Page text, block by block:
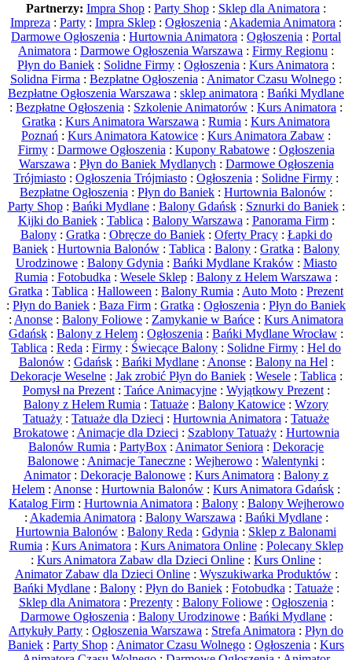
Partnerzy: Impra Shop : Party Shop : Sklep dla Animatora :
Impreza : Party : Impra Sklep : Ogłoszenia : Akademia Animatora :
Darmowe Ogłoszenia : Hurtownia Animatora : Ogłoszenia : Portal
Animatora : Darmowe Ogłoszenia Warszawa : Firmy Regionu :
Płyn do Baniek : Solidne Firmy : Ogłoszenia : Kurs Animatora :
Solidna Firma : Bezpłatne Ogłoszenia : Animator Czasu Wolnego :
Bezpłatne Ogłoszenia Warszawa : sklep animatora : Bańki Mydlane
: Bezpłatne Ogłoszenia : Szkolenie Animatorów : Kurs Animatora :
Gratka : Kurs Animatora Warszawa : Rumia : Kurs Animatora
Poznań : Kurs Animatora Katowice : Kurs Animatora Zabaw :
Firmy: Darmowe Ogłoszenia : Kupony Rabatowe: Ogłoszenia
Warszawa : Płyn do Baniek Mydlanych : Darmowe Ogłoszenia
Trójmiasto : Ogłoszenia Trójmiasto : Ogłoszenia : Solidne Firmy :
Bezpłatne Ogłoszenia : Płyn do Baniek : Hurtownia Balonów :
Party Shop: Bańki Mydlane: Balony Gdańsk: Sznurki do Baniek:
Kijki do Baniek: Tablica : Balony Warszawa : Panorama Firm:
Balony: Gratka : Obręcze do Baniek: Oferty Pracy: Łapki do
Baniek : Hurtownia Balonów : Tablica : Balony : Gratka : Balony
Urodzinowe: Balony Gdynia : Bańki Mydlane Kraków: Miasto
Rumia : Fotobudka : Wesele Sklep: Balony z Helem Warszawa :
Gratka : Tablica : Halloween : Balony Rumia : Auto Moto : Prezent
: Płyn do Baniek : Baza Firm : Gratka : Ogłoszenia : Płyn do Baniek
: Anonse : Balony Foliowe : Zamykanie w Bańce : Kurs Animatora
Gdańsk : Balony z Helem : Ogłoszenia : Bańki Mydlane Wrocław :
Tablica : Reda : Firmy : Świecące Balony : Solidne Firmy : Hel do
Balonów: Gdańsk: Bańki Mydlane: Anonse: Balony na Hel :
Dekoracje Weselne: Jak zrobić Płyn do Baniek: Wesele: Tablica :
Pomysł na Prezent: Tańce Animacyjne: Wyjątkowy Prezent:
Balony z Helem Rumia : Tatuaże : Balony Katowice : Wzory
Tatuaży : Tatuaże dla Dzieci : Hurtownia Animatora : Tatuaże
Brokatowe: Animacje dla Dzieci : Szablony Tatuaży: Hurtownia
Balonów Rumia : PartyBox : Animator Seniora : Dekoracje
Balonowe : Animacje Taneczne : Wejherowo : Walentynki :
Animator: Dekoracje Balonowe : Kurs Animatora : Balony z
Helem : Anonse : Hurtownia Balonów : Kurs Animatora Gdańsk :
Katalog Firm: Hurtownia Animatora : Balony: Balony Wejherowo
: Akademia Animatora : Balony Warszawa : Bańki Mydlane:
Hurtownia Balonów : Balony Reda : Gdynia : Sklep z Balonami
Rumia : Kurs Animatora : Kurs Animatora Online: Polecany Sklep
: Kurs Animatora Zabaw dla Dzieci Online : Kurs Online :
Animator Zabaw dla Dzieci Online: Wyszukiwarka Produktów:
Bańki Mydlane: Balony: Płyn do Baniek: Fotobudka : Tatuaże:
Sklep dla Animatora : Prezenty: Balony Foliowe: Ogłoszenia :
Darmowe Ogłoszenia : Balony Urodzinowe: Bańki Mydlane:
Artykuły Party : Ogłoszenia Warszawa : Strefa Animatora : Płyn do
Baniek : Party Shop : Animator Czasu Wolnego : Ogłoszenia : Kurs